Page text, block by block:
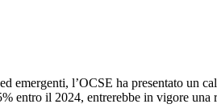
emergenti, l’OCSE ha presentato
entro il 2024, entrerebbe in vigore